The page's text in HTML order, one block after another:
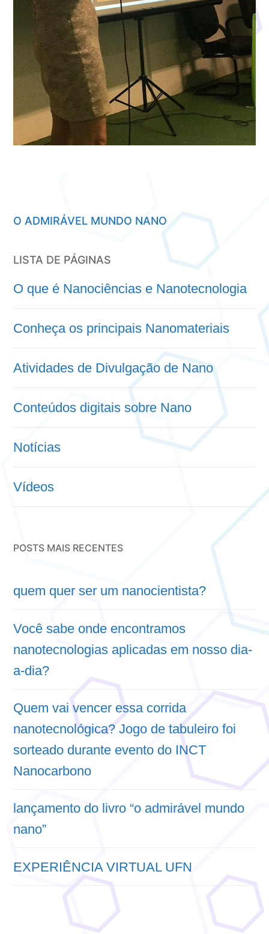
O ADMIRÁVEL MUNDO NANO
LISTA DE PÁGINAS
O que é Nanociências e Nanotecnologia
Conheça os principais Nanomateriais
Atividades de Divulgação de Nano
Conteúdos digitais sobre Nano
Notícias
Vídeos
POSTS MAIS RECENTES
quem quer ser um nanocientista?
Você sabe onde encontramos
nanotecnologias aplicadas em nosso dia-
a-dia?
Quem vai vencer essa corrida
nanotecnológica? Jogo de tabuleiro foi
sorteado durante evento do INCT
Nanocarbono
lançamento do livro “o admirável mundo
nano”
EXPERIÊNCIA VIRTUAL UFN